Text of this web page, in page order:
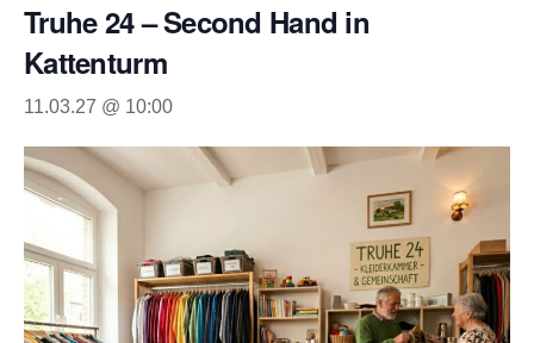
Truhe 24 – Second Hand in
Kattenturm
11.03.27 @ 10:00